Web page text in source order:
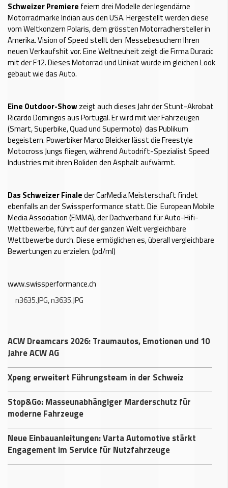
Schweizer Premiere feiern drei Modelle der legendärne
Motorradmarke Indian aus den USA. Hergestellt werden diese
vom Weltkonzern Polaris, dem grössten Motorradhersteller in
Amerika. Vision of Speed stellt den Messebesuchern Ihren
neuen Verkaufshit vor. Eine Weltneuheit zeigt die Firma Duracic
mit der F12. Dieses Motorrad und Unikat wurde im gleichen Look
gebaut wie das Auto.
Eine Outdoor-Showzeigt auch dieses Jahr der Stunt-Akrobat
Ricardo Domingos aus Portugal. Er wird mit vier Fahrzeugen
(Smart, Superbike, Quad und Supermoto) das Publikum
begeistern. Powerbiker Marco Bleicker lässt die Freestyle
Motocross Jungs fliegen, während Autodrift-Spezialist Speed
Industries mit ihren Boliden den Asphalt aufwärmt.
Das Schweizer Finaleder CarMedia Meisterschaft findet
ebenfalls an der Swissperformance statt. Die European Mobile
Media Association (EMMA), der Dachverband für Auto-Hifi-
Wettbewerbe, führt auf der ganzen Welt vergleichbare
Wettbewerbe durch. Diese ermöglichen es, überall vergleichbare
Bewertungen zu erzielen. (pd/ml)
www.swissperformance.ch
n3635.JPG,n3635.JPG
ACW Dreamcars 2026: Traumautos, Emotionen und 10
Jahre ACW AG
Xpeng erweitert Führungsteam in der Schweiz
Stop&Go: Masseunabhängiger Marderschutz für
moderne Fahrzeuge
Neue Einbauanleitungen: Varta Automotive stärkt
Engagement im Service für Nutzfahrzeuge